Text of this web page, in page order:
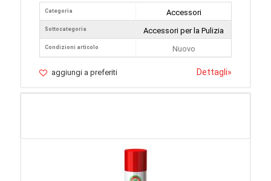
Categoria
Sottocategoria
Condizioni articolo
Accessori
Accessori per la Pulizia
Nuovo
aggiungi a preferiti Dettagli»